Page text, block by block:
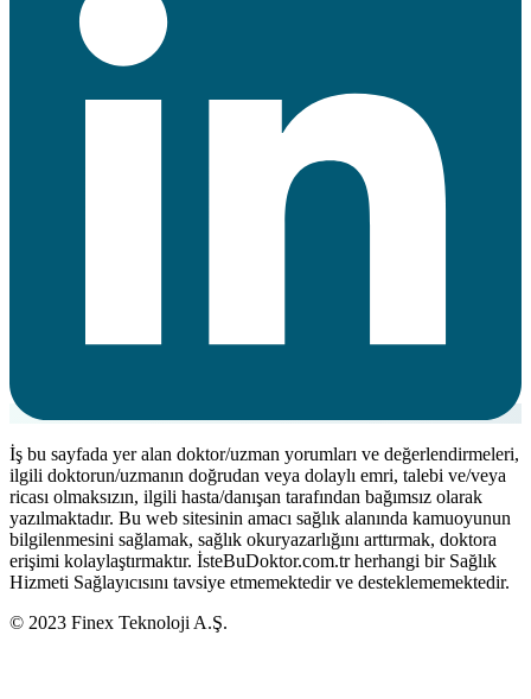
İş bu sayfada yer alan doktor/uzman yorumları ve değerlendirmeleri,
ilgili doktorun/uzmanın doğrudan veya dolaylı emri, talebi ve/veya
ricası olmaksızın, ilgili hasta/danışan tarafından bağımsız olarak
yazılmaktadır. Bu web sitesinin amacı sağlık alanında kamuoyunun
bilgilenmesini sağlamak, sağlık okuryazarlığını arttırmak, doktora
erişimi kolaylaştırmaktır. İsteBuDoktor.com.tr herhangi bir Sağlık
Hizmeti Sağlayıcısını tavsiye etmemektedir ve desteklememektedir.
© 2023 Finex Teknoloji A.Ş.